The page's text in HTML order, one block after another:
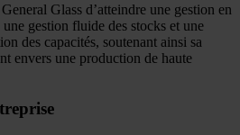
Glass d’atteindre une gestion en
gestion fluide des stocks et une
des capacités, soutenant ainsi sa
envers une production de haute